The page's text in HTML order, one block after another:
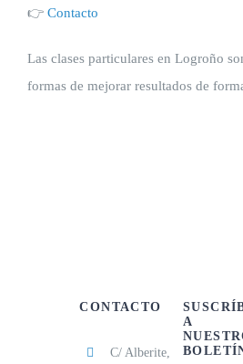
👉 Contacto
Las clases particulares en Logroño
formas de mejorar resultados de
CONTACTO
C/ Alberite,
A